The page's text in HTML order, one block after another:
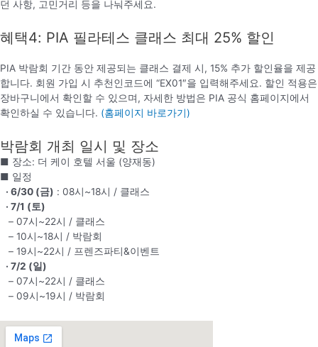
던 사항, 고민거리 등을 나눠주세요.
혜택4: PIA 필라테스 클래스 최대 25% 할인
PIA 박람회 기간 동안 제공되는 클래스 결제 시, 15% 추가 할인율을 제공
합니다. 회원 가입 시 추천인코드에 “EX01″을 입력해주세요. 할인 적용은
장바구니에서 확인할 수 있으며, 자세한 방법은 PIA 공식 홈페이지에서
확인하실 수 있습니다. (홈페이지 바로가기)
박람회 개최 일시 및 장소
■ 장소: 더 케이 호텔 서울 (양재동)
■ 일정
· 6/30 (금) : 08시~18시 / 클래스
· 7/1 (토)
– 07시~22시 / 클래스
– 10시~18시 / 박람회
– 19시~22시 / 프렌즈파티&이벤트
· 7/2 (일)
– 07시~22시 / 클래스
– 09시~19시 / 박람회